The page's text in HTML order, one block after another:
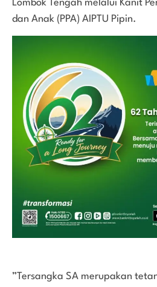
Lombok Tengah melalui Kanit
dan Anak (PPA) AIPTU Pipin.
”Tersangka SA merupakan